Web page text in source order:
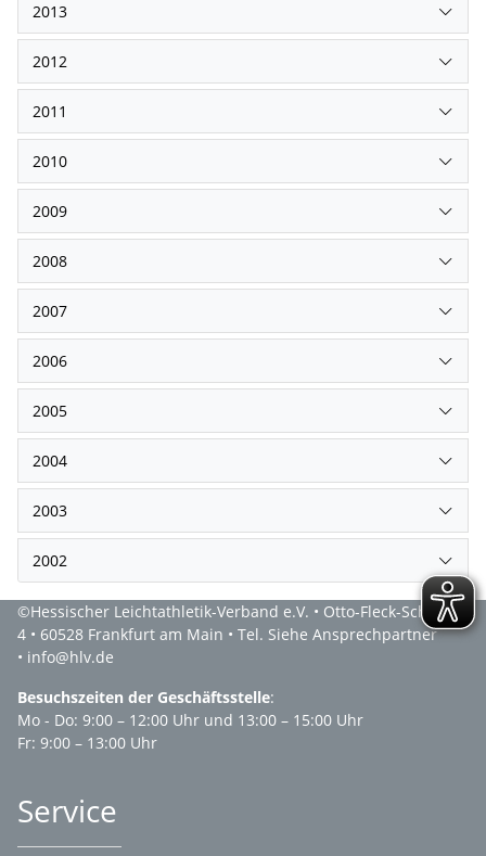
2013
2012
2011
2010
2009
2008
2007
2006
2005
2004
2003
2002
©Hessischer Leichtathletik-Verband e.V. • Otto-Fleck-Schneise
4 • 60528 Frankfurt am Main • Tel. Siehe Ansprechpartner
• info@hlv.de
Besuchszeiten der Geschäftsstelle:
Mo - Do: 9:00 – 12:00 Uhr und 13:00 – 15:00 Uhr
Fr: 9:00 – 13:00 Uhr
Service